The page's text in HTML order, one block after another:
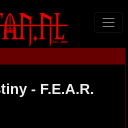
- F.E.A.R.